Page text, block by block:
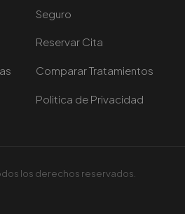
Seguro
Reservar Cita
Comparar Tratamientos
Politica de Privacidad
los derechos reservados.